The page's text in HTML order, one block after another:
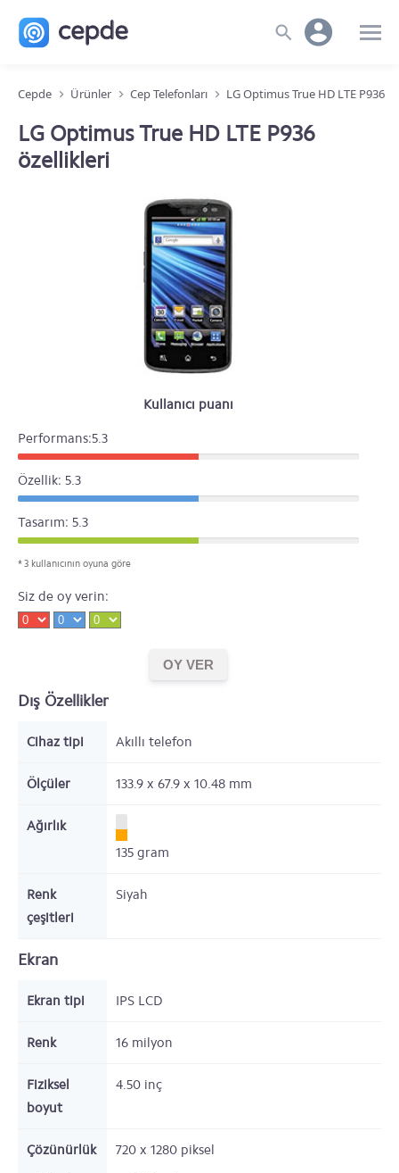
Cepde Ürünler Cep Telefonları LG Optimus True HD LTE P936
LG Optimus True HD LTE P936
özellikleri
Kullanıcı puanı
Performans:5.3
Özellik: 5.3
Tasarım: 5.3
* 3 kullanıcının oyuna göre
Siz de oy verin:
Dış Özellikler
Cihaz tipi Akıllı telefon
Ölçüler 133.9 x 67.9 x 10.48 mm
Ağırlık
135 gram
Renk
çeşitleri
Siyah
Ekran
Ekran tipi IPS LCD
Renk 16 milyon
Fiziksel
boyut
4.50 inç
Çözünürlük 720 x 1280 piksel